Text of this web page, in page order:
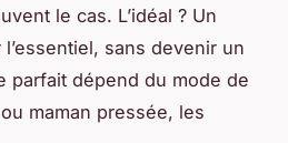
le cas. L’idéal ? Un
sans devenir un
parfait dépend du mode de
maman pressée, les